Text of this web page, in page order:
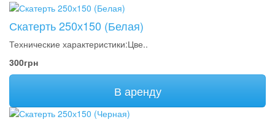
Скатерть 250х150 (Белая)
Технические характеристики:Цве..
300грн
В аренду